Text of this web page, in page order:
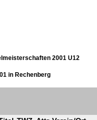
2001 U12
in Rechenberg